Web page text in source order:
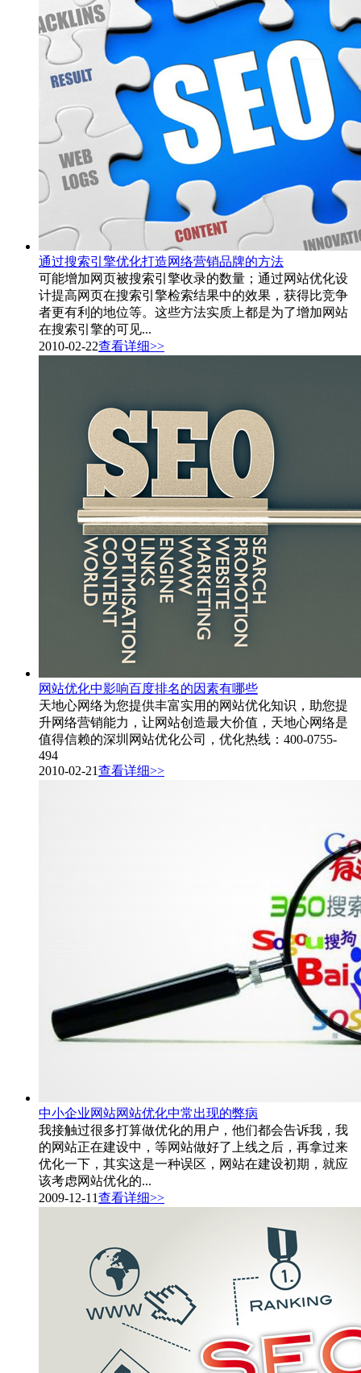
通过搜索引擎优化打造网络营销品牌的方法
可能增加网页被搜索引擎收录的数量；通过网站优化设
计提高网页在搜索引擎检索结果中的效果，获得比竞争
者更有利的地位等。这些方法实质上都是为了增加网站
在搜索引擎的可见...
2010-02-22查看详细>>
网站优化中影响百度排名的因素有哪些
天地心网络为您提供丰富实用的网站优化知识，助您提
升网络营销能力，让网站创造最大价值，天地心网络是
值得信赖的深圳网站优化公司，优化热线：400-0755-
494
2010-02-21查看详细>>
中小企业网站网站优化中常出现的弊病
我接触过很多打算做优化的用户，他们都会告诉我，我
的网站正在建设中，等网站做好了上线之后，再拿过来
优化一下，其实这是一种误区，网站在建设初期，就应
该考虑网站优化的...
2009-12-11查看详细>>